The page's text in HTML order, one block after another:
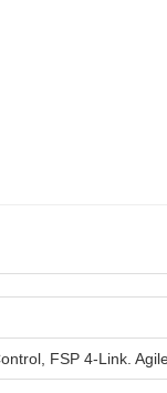
FSP 4-Link.